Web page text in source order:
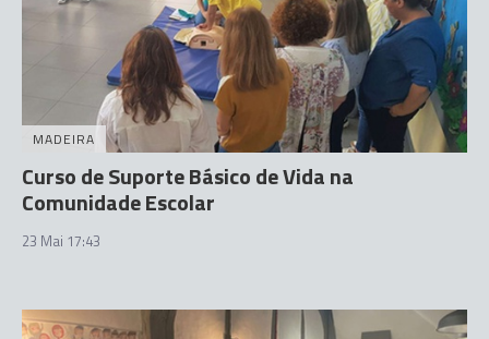
MADEIRA
Curso de Suporte Básico de Vida na
Comunidade Escolar
23 Mai 17:43